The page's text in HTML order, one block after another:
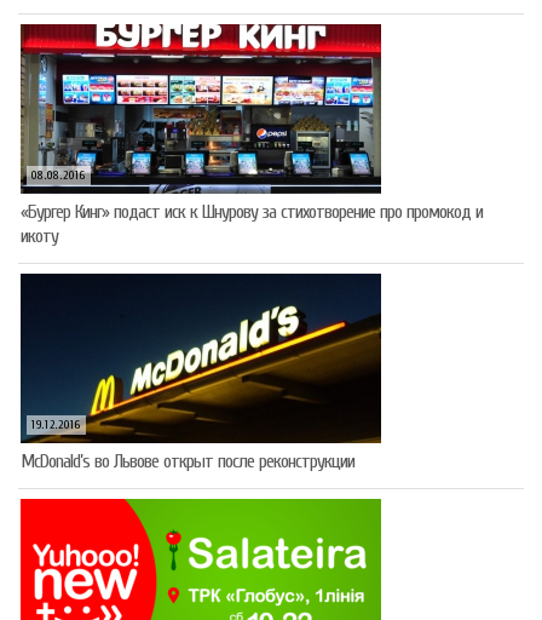
08.08.2016
«Бургер Кинг» подаст иск к Шнурову за стихотворение про промокод и
икоту
19.12.2016
McDonald’s во Львове открыт после реконструкции